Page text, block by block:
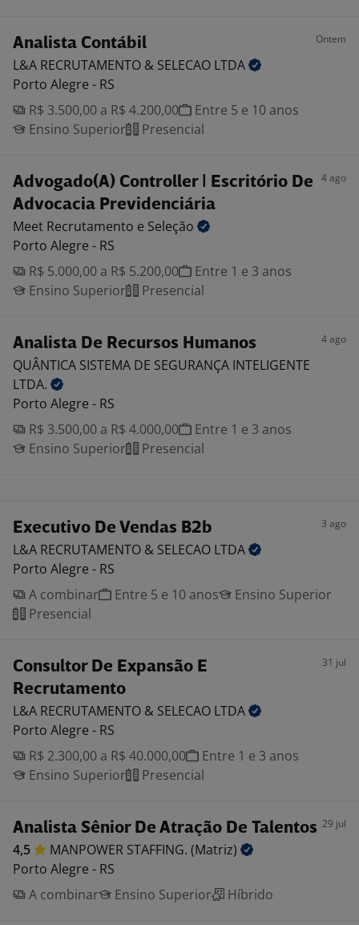
Analista Contábil Ontem
L&A RECRUTAMENTO & SELECAO LTDA
Porto Alegre - RS
R$ 3.500,00 a R$ 4.200,00
Entre 5 e 10 anos
Ensino Superior
Presencial
Advogado(A) Controller | Escritório De
Advocacia Previdenciária
4 ago
Meet Recrutamento e Seleção
Porto Alegre - RS
R$ 5.000,00 a R$ 5.200,00
Entre 1 e 3 anos
Ensino Superior
Presencial
Analista De Recursos Humanos 4 ago
QUÂNTICA SISTEMA DE SEGURANÇA INTELIGENTE
LTDA.
Porto Alegre - RS
R$ 3.500,00 a R$ 4.000,00
Entre 1 e 3 anos
Ensino Superior
Presencial
Executivo De Vendas B2b 3 ago
L&A RECRUTAMENTO & SELECAO LTDA
Porto Alegre - RS
A combinar
Entre 5 e 10 anos
Ensino Superior
Presencial
Consultor De Expansão E
Recrutamento
31 jul
L&A RECRUTAMENTO & SELECAO LTDA
Porto Alegre - RS
R$ 2.300,00 a R$ 40.000,00
Entre 1 e 3 anos
Ensino Superior
Presencial
Analista Sênior De Atração De Talentos 29 jul
4,5 MANPOWER STAFFING. (Matriz)
Porto Alegre - RS
A combinar
Ensino Superior Híbrido